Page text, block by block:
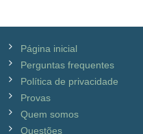
Página inicial
Perguntas frequentes
Política de privacidade
Provas
Quem somos
Questões